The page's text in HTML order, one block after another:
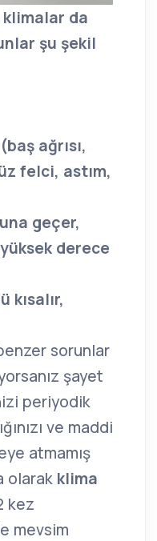
klimalar da
şu şekil
ağrısı,
felci, astım,
geçer,
derece
kısalır,
sorunlar
şayet
periyodik
ve maddi
atmamış
olarak klima
kez
mevsim